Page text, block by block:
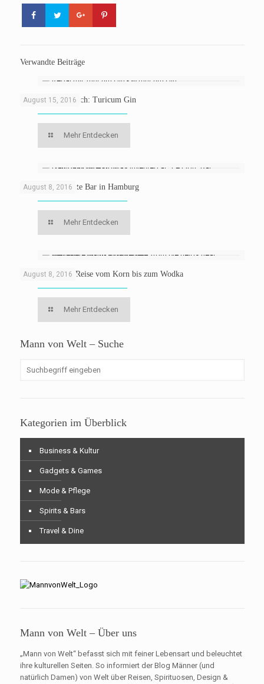
Verwandte Beiträge
August 15, 2016
Züricher Platzhirsch: Turicum Gin
Mehr Entdecken
August 8, 2016
Le Lion: Die beste Bar in Hamburg
Mehr Entdecken
August 8, 2016
Belvedere: Eine Reise vom Korn bis zum Wodka
Mehr Entdecken
Mann von Welt – Suche
Kategorien im Überblick
Business & Kultur
Gadgets & Games
Mode & Pflege
Spirits & Bars
Travel & Dine
Mann von Welt – Über uns
„Mann von Welt“ befasst sich mit feiner Lebensart und beleuchtet
ihre kulturellen Seiten. So informiert der Blog Männer (und
natürlich Damen) von Welt über Reisen, Spirituosen, Design &